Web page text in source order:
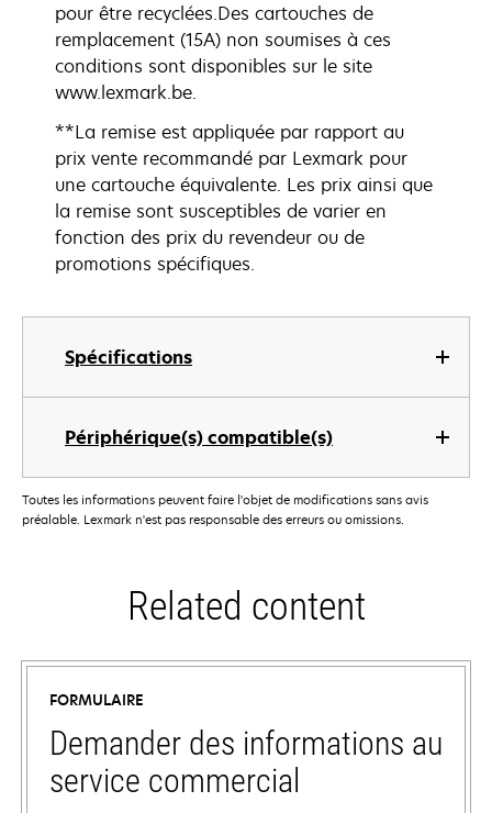
Spécifications
Périphérique(s) compatible(s)
pour être recyclées.Des cartouches de
remplacement (15A) non soumises à ces
conditions sont disponibles sur le site
www.lexmark.be.
**La remise est appliquée par rapport au
prix vente recommandé par Lexmark pour
une cartouche équivalente. Les prix ainsi que
la remise sont susceptibles de varier en
fonction des prix du revendeur ou de
promotions spécifiques.
Toutes les informations peuvent faire l'objet de modifications sans avis
préalable. Lexmark n'est pas responsable des erreurs ou omissions.
Related content
FORMULAIRE
Demander des informations au
service commercial